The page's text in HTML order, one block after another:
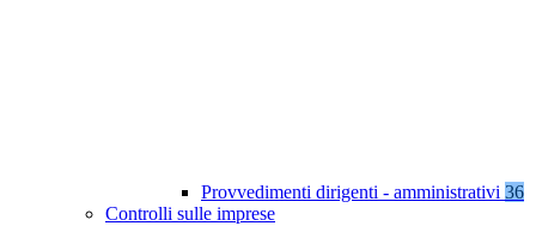
Provvedimenti dirigenti - amministrativi 36
Controlli sulle imprese